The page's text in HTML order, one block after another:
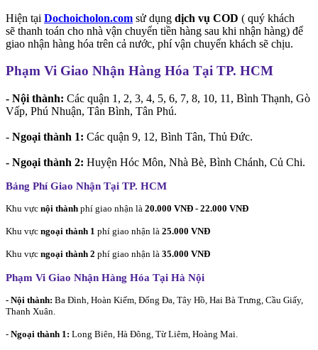
Hiện tại Dochoicholon.com sử dụng dịch vụ COD ( quý khách
sẽ thanh toán cho nhà vận chuyển tiền hàng sau khi nhận hàng) để
giao nhận hàng hóa trên cả nước, phí vận chuyển khách sẽ chịu.
Phạm Vi Giao Nhận Hàng Hóa Tại TP. HCM
- Nội thành: Các quận 1, 2, 3, 4, 5, 6, 7, 8, 10, 11, Bình Thạnh, Gò
Vấp, Phú Nhuận, Tân Bình, Tân Phú.
- Ngoại thành 1: Các quận 9, 12, Bình Tân, Thủ Đức.
- Ngoại thành 2: Huyện Hóc Môn, Nhà Bè, Bình Chánh, Củ Chi.
Bảng Phí Giao Nhận Tại TP. HCM
Khu vực nội thành phí giao nhận là 20.000 VNĐ - 22.000 VNĐ
Khu vực ngoại thành 1 phí giao nhận là 25.000 VNĐ
Khu vực ngoại thành 2 phí giao nhận là 35.000 VNĐ
Phạm Vi Giao Nhận Hàng Hóa Tại Hà Nội
- Nội thành: Ba Đình, Hoàn Kiếm, Đống Đa, Tây Hồ, Hai Bà Trưng, Cầu Giấy,
Thanh Xuân.
- Ngoại thành 1: Long Biên, Hà Đông, Từ Liêm, Hoàng Mai.